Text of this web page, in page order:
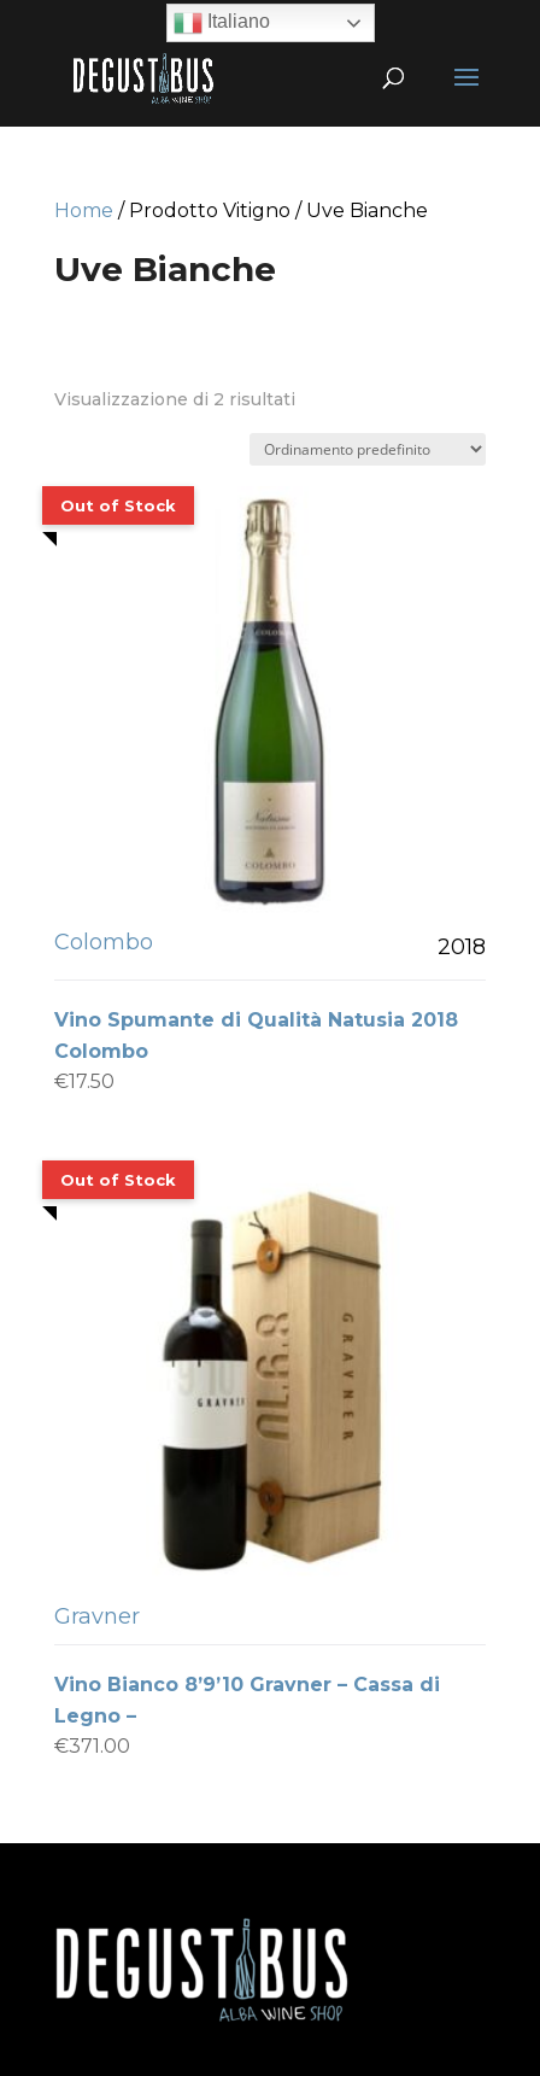
Home / Prodotto Vitigno / Uve Bianche
Uve Bianche
Visualizzazione di 2 risultati
Colombo 2018
Vino Spumante di Qualità Natusia 2018
Colombo
€17.50
Gravner
Vino Bianco 8’9’10 Gravner – Cassa di
Legno –
€371.00
Italiano